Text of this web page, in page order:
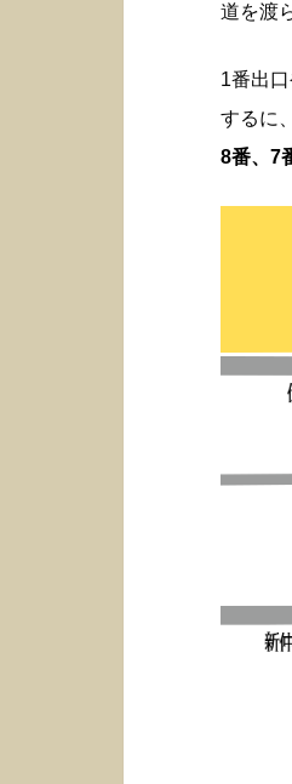
道を渡
1番出
するに、
8番、7